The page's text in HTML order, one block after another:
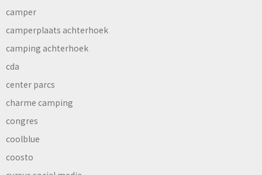
camper
camperplaats achterhoek
camping achterhoek
cda
center parcs
charme camping
congres
coolblue
coosto